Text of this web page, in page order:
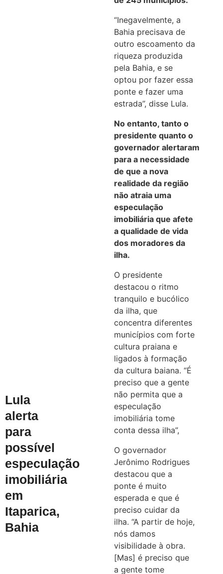
Lula
alerta
para
possível
especulação
imobiliária
em
Itaparica,
Bahia
“Inegavelmente, a
Bahia precisava de
outro escoamento da
riqueza produzida
pela Bahia, e se
optou por fazer essa
ponte e fazer uma
estrada”, disse Lula.
No entanto, tanto o
presidente quanto o
governador alertaram
para a necessidade
de que a nova
realidade da região
não atraia uma
especulação
imobiliária que afete
a qualidade de vida
dos moradores da
ilha.
O presidente
destacou o ritmo
tranquilo e bucólico
da ilha, que
concentra diferentes
municípios com forte
cultura praiana e
ligados à formação
da cultura baiana. “É
preciso que a gente
não permita que a
especulação
imobiliária tome
conta dessa ilha”,
O governador
Jerônimo Rodrigues
destacou que a
ponte é muito
esperada e que é
preciso cuidar da
ilha. “A partir de hoje,
nós damos
visibilidade à obra.
[Mas] é preciso que
a gente tome